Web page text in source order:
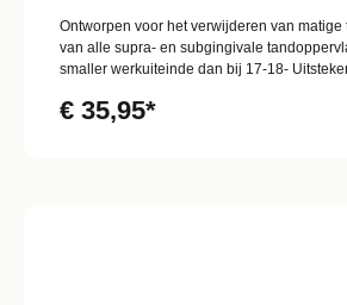
Ontworpen voor het verwijderen van matige
van alle supra- en subgingivale
smaller werkuiteinde dan bij 17-18-
€ 35,95*